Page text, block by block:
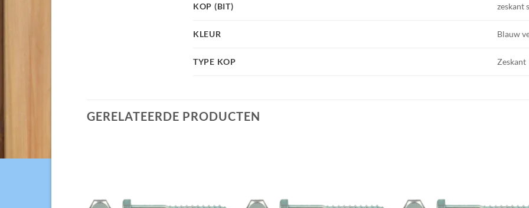
KOP (BIT) zeskant
KLEUR Blauw
TYPE KOP Zeskant
GERELATEERDE PRODUCTEN